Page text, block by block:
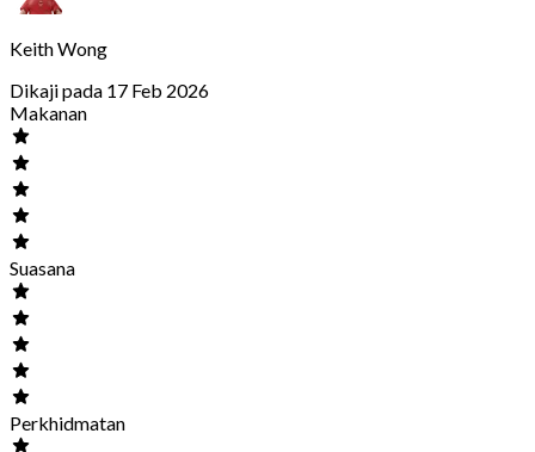
Keith Wong
Dikaji pada 17 Feb 2026
Makanan
Suasana
Perkhidmatan